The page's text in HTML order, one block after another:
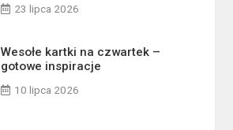
23 lipca 2026
Wesołe kartki na czwartek –
gotowe inspiracje
10 lipca 2026